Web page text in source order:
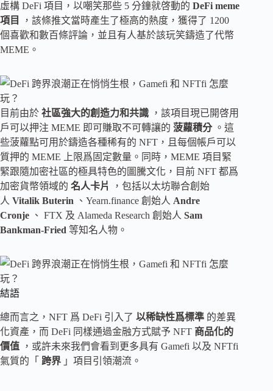
虛構 DeFi 項目，以嘲笑那些 5 分鐘就啓動的 DeFi meme
項目
，該條推文當時產生了極高的熱度，獲得了 1200
個喜歡和數百條評論，並且有人基於該玩笑鑄造了代幣
MEME。
目前由於 社區強大的創造力和共識 ，該項目現已開啓用
戶可以押注 MEME 即可賺取不可轉讓的 菠蘿積分。這
些菠蘿點可用於鑄造各種稀有的 NFT，且每個帳戶可以
質押的 MEME 上限爲固定數量。同時，MEME 項目緊
緊跟隨加密社區的極具特色的圖騰文化，目前 NFT 都爲
加密貨幣領域的 名人卡片
，包括以太坊聯合創始
人 Vitalik Buterin 、Yearn.finance 創始人 Andre
Cronje 、 FTX 及 Alameda Research 創始人 Sam
Bankman-Fried 等知名人物。
結語
總而言之，NFT 爲 DeFi 引入了 以稀缺性爲標準 的差異
化資產，而 DeFi 同樣通過金融方式賦予 NFT 商品化的
價值 ，或許未來我們會看到更多具有 Gamefi 以及 NFTfi
氣質的「 跨界 」項目引領潮流。